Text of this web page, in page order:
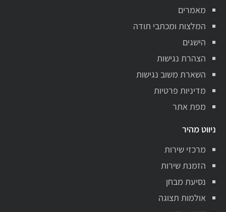
מאמרים
המלצות ומכתבי תודה
הישגים
הצהרת נגישות
השארת משוב נגישות
מדיניות פרטיות
מפת אתר
ניווט מהיר
מרכזי שירות
הזמנת שירות
נסיעת מבחן
אולמות תצוגה